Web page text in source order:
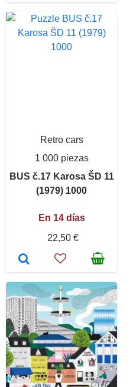
Retro cars
1 000 piezas
BUS č.17 Karosa ŠD 11
(1979) 1000
En 14 días
22,50 €